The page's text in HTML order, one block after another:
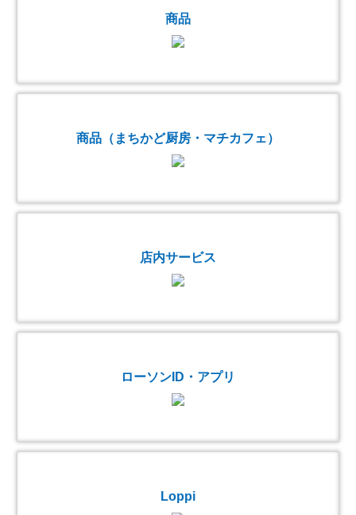
商品
商品（まちかど厨房・マチカフェ）
店内サービス
ローソンID・アプリ
Loppi